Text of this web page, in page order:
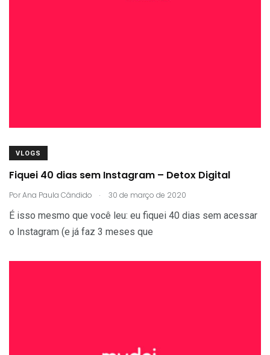
VLOGS
Fiquei 40 dias sem Instagram – Detox Digital
PorAna Paula Cândido . 30 de março de 2020
É isso mesmo que você leu: eu fiquei 40 dias sem acessar
o Instagram (e já faz 3 meses que